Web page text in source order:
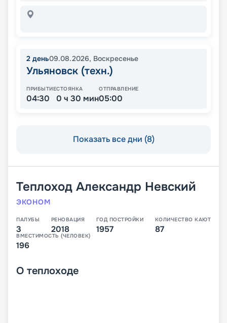
2 день09.08.2026, Воскресенье
Ульяновск (техн.)
ПРИБЫТИЕ
04:30
СТОЯНКА
0 ч 30 мин
ОТПРАВЛЕНИЕ
05:00
Показать все дни (8)
Теплоход Александр Невский
ЭКОНОМ
ПАЛУБЫ
3
РЕНОВАЦИЯ
2018
ГОД ПОСТРОЙКИ
1957
КОЛИЧЕСТВО КАЮТ
87
ВМЕСТИМОСТЬ (ЧЕЛОВЕК)
196
О теплоходе